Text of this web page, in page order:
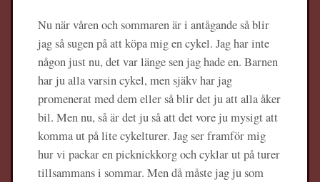
Nu när våren och sommaren är i antågande så blir
jag så sugen på att köpa mig en cykel. Jag har inte
någon just nu, det var länge sen jag hade en. Barnen
har ju alla varsin cykel, men sjäkv har jag
promenerat med dem eller så blir det ju att alla åker
bil. Men nu, så är det ju så att det vore ju mysigt att
komma ut på lite cykelturer. Jag ser framför mig
hur vi packar en picknickkorg och cyklar ut på turer
tillsammans i sommar. Men då måste jag ju som